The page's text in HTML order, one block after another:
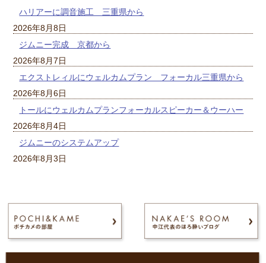
ハリアーに調音施工 三重県から
2026年8月8日
ジムニー完成 京都から
2026年8月7日
エクストレィルにウェルカムプラン フォーカル三重県から
2026年8月6日
トールにウェルカムプランフォーカルスピーカー＆ウーハー
2026年8月4日
ジムニーのシステムアップ
2026年8月3日